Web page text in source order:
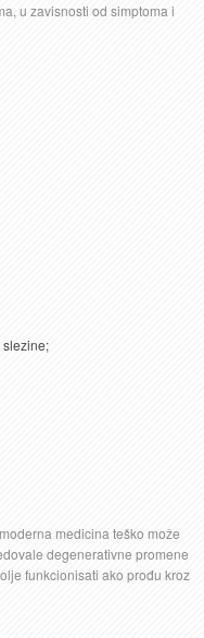
u zavisnosti od simptoma i
medicina teško može
degenerativne promene
funkcionisati ako prođu kroz